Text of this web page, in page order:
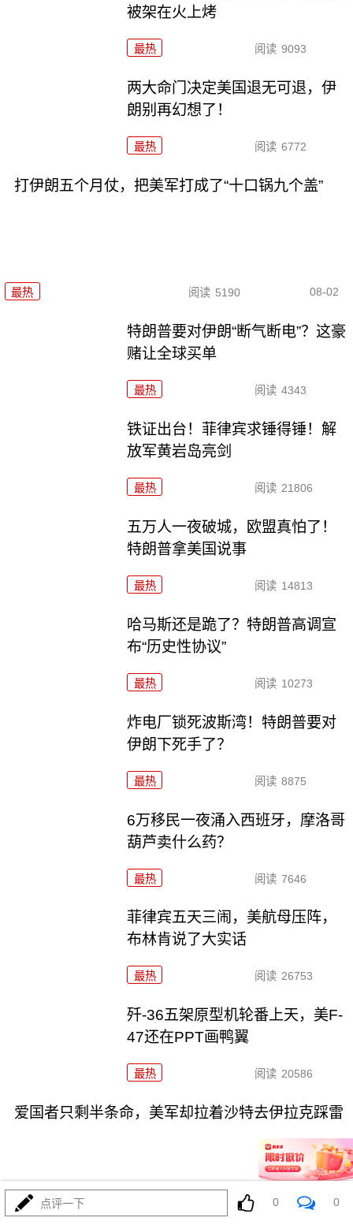
被架在火上烤
最热 阅读 9093
两大命门决定美国退无可退，伊
朗别再幻想了！
最热 阅读 6772
打伊朗五个月仗，把美军打成了“十口锅九个盖”
最热 阅读 5190 08-02
特朗普要对伊朗“断气断电”？这豪
赌让全球买单
最热 阅读 4343
铁证出台！菲律宾求锤得锤！解
放军黄岩岛亮剑
最热 阅读 21806
五万人一夜破城，欧盟真怕了！
特朗普拿美国说事
最热 阅读 14813
哈马斯还是跪了？特朗普高调宣
布“历史性协议”
最热 阅读 10273
炸电厂锁死波斯湾！特朗普要对
伊朗下死手了？
最热 阅读 8875
6万移民一夜涌入西班牙，摩洛哥
葫芦卖什么药？
最热 阅读 7646
菲律宾五天三闹，美航母压阵，
布林肯说了大实话
最热 阅读 26753
歼-36五架原型机轮番上天，美F-
47还在PPT画鸭翼
最热 阅读 20586
爱国者只剩半条命，美军却拉着沙特去伊拉克踩雷
最热 阅读 11786
点评一下 0 0